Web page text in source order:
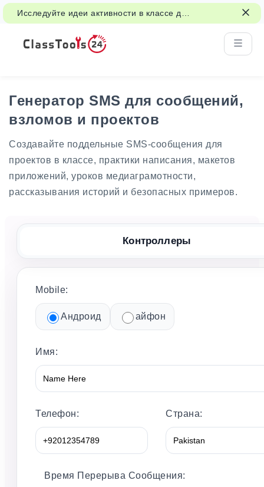
Исследуйте идеи активности в классе для
игр, групповой работы и справедливых
решений.
Генератор SMS для сообщений,
взломов и проектов
Создавайте поддельные SMS-сообщения для
проектов в классе, практики написания, макетов
приложений, уроков медиаграмотности,
рассказывания историй и безопасных примеров.
Контроллеры
Mobile:
Андроид айфон
Имя:
Телефон: Страна:
Время Перерыва Сообщения: